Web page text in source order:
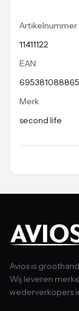
Artikelnummer
11411122
EAN
Merk
second life
Avios is
Wij leveren
wederverkopers